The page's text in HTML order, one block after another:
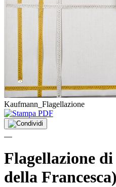
Kaufmann_Flagellazione
Flagellazione
della Francesca)